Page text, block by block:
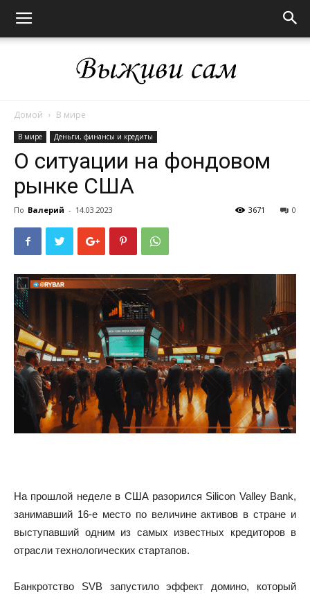
Домой В мире
В мире Деньги, финансы и кредиты
О ситуации на фондовом
рынке США
По Валерий - 14.03.2023 0
3671
На прошлой неделе в США разорился Silicon Valley Bank,
занимавший 16-е место по величине активов в стране и
выступавший одним из самых известных кредиторов в
отрасли технологических стартапов.
Банкротство SVB запустило эффект домино, который